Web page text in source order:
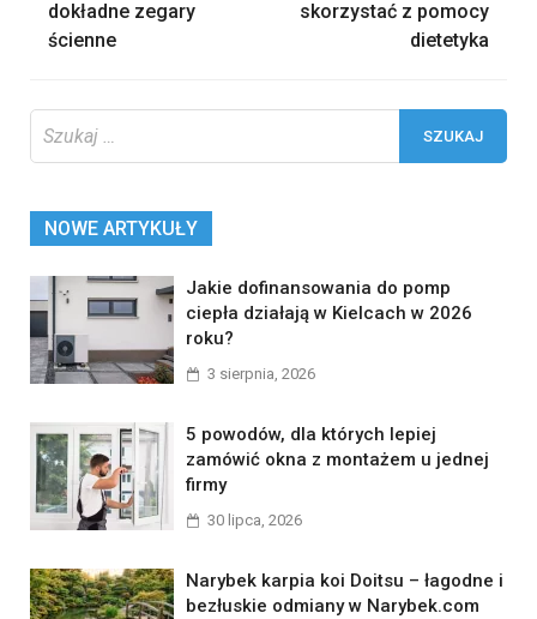
wpisu
dokładne zegary
ścienne
skorzystać z pomocy
dietetyka
NOWE ARTYKUŁY
Jakie dofinansowania do pomp
ciepła działają w Kielcach w 2026
roku?
3 sierpnia, 2026
5 powodów, dla których lepiej
zamówić okna z montażem u jednej
firmy
30 lipca, 2026
Narybek karpia koi Doitsu – łagodne i
bezłuskie odmiany w Narybek.com